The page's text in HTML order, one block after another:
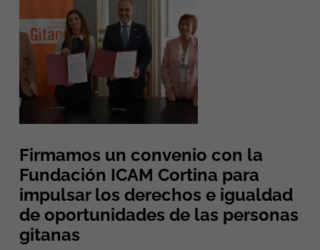
Firmamos un convenio con la
Fundación ICAM Cortina para
impulsar los derechos e igualdad
de oportunidades de las personas
gitanas